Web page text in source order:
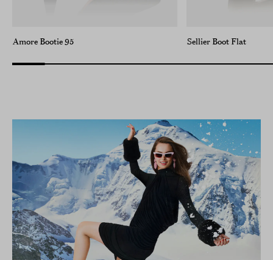
Amore Bootie 95 Sellier Boot Flat